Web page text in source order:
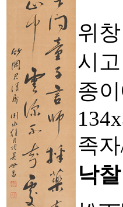
위
시
종
족
낙